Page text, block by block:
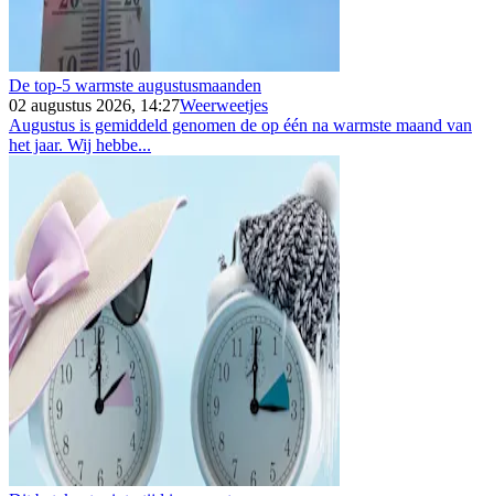
De top-5 warmste augustusmaanden
02 augustus 2026, 14:27Weerweetjes
Augustus is gemiddeld genomen de op één na warmste maand van
het jaar. Wij hebbe...